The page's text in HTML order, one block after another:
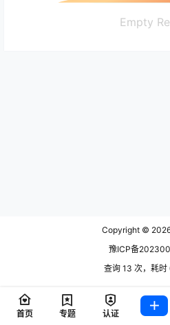
Empty
Copyright ©
豫ICP备
查询 13 次，耗时
首页 专题 认证